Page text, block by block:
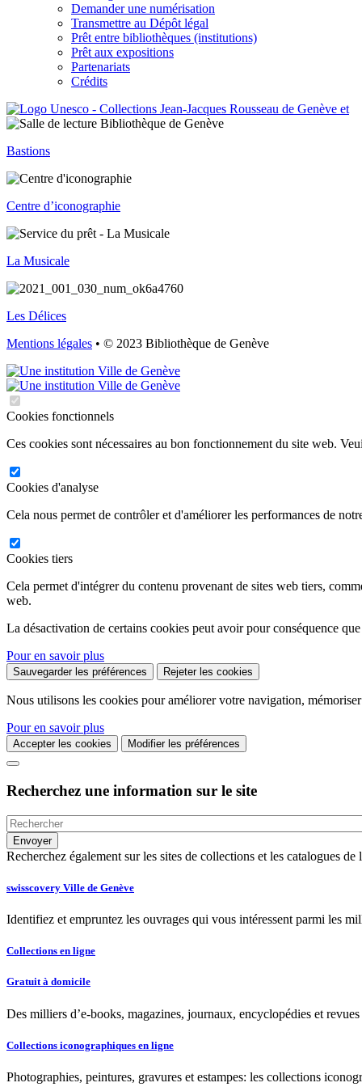
Demander une numérisation
Transmettre au Dépôt légal
Prêt entre bibliothèques (institutions)
Prêt aux expositions
Partenariats
Crédits
Bastions
Centre d’iconographie
La Musicale
Les Délices
Mentions légales • © 2023 Bibliothèque de Genève
Cookies fonctionnels
Ces cookies sont nécessaires au bon fonctionnement du site web.
Cookies d'analyse
Cela nous permet de contrôler et d'améliorer les performances de
Cookies tiers
Cela permet d'intégrer du contenu provenant de sites web tiers,
web.
La désactivation de certains cookies peut avoir pour conséquence
Pour en savoir plus
Sauvegarder les préférences Rejeter les cookies
Nous utilisons les cookies pour améliorer votre navigation,
Pour en savoir plus
Accepter les cookies Modifier les préférences
Recherchez une information sur le site
Recherchez également sur les sites de collections et les catalogues
swisscovery Ville de Genève
Identifiez et empruntez les ouvrages qui vous intéressent parmi les
Collections en ligne
Gratuit à domicile
Des milliers d’e-books, magazines, journaux, encyclopédies et
Collections iconographiques en ligne
Photographies, peintures, gravures et estampes: les collections